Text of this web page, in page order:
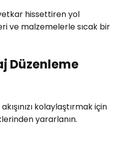
hissettiren yol
ve malzemelerle sıcak bir
Düzenleme
kolaylaştırmak için
yararlanın.